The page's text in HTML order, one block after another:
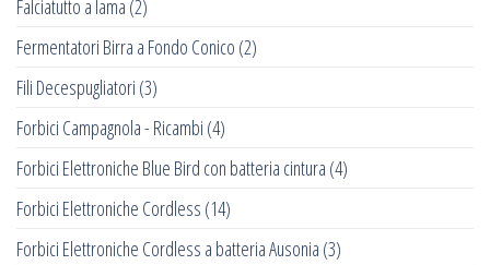
Falciatutto a lama (2)
Fermentatori Birra a Fondo Conico (2)
Fili Decespugliatori (3)
Forbici Campagnola - Ricambi (4)
Forbici Elettroniche Blue Bird con batteria cintura (4)
Forbici Elettroniche Cordless (14)
Forbici Elettroniche Cordless a batteria Ausonia (3)